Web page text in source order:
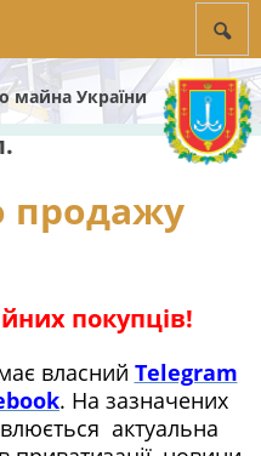
майна України
продажу
покупців!
власний Telegram
. На зазначених
актуальна